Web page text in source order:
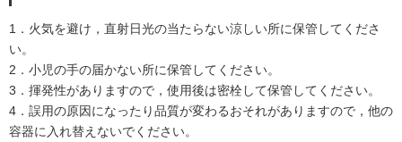
1．火気を避け，直射日光の当たらない涼しい所に保管してくださ
い。
2．小児の手の届かない所に保管してください。
3．揮発性がありますので，使用後は密栓して保管してください。
4．誤用の原因になったり品質が変わるおそれがありますので，他の
容器に入れ替えないでください。